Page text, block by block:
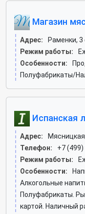
Магазин
Адрес:
Раменки,
Режим работы:
Особенности:
Полуфабрикаты/
Испанская
Адрес:
Телефон:
+7
Режим работы:
Особенности:
Алкогольные
Полуфабрикаты.
картой. Наличный